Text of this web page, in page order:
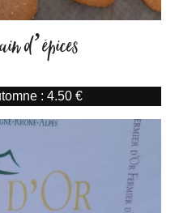
d’épices
: 4.50 €